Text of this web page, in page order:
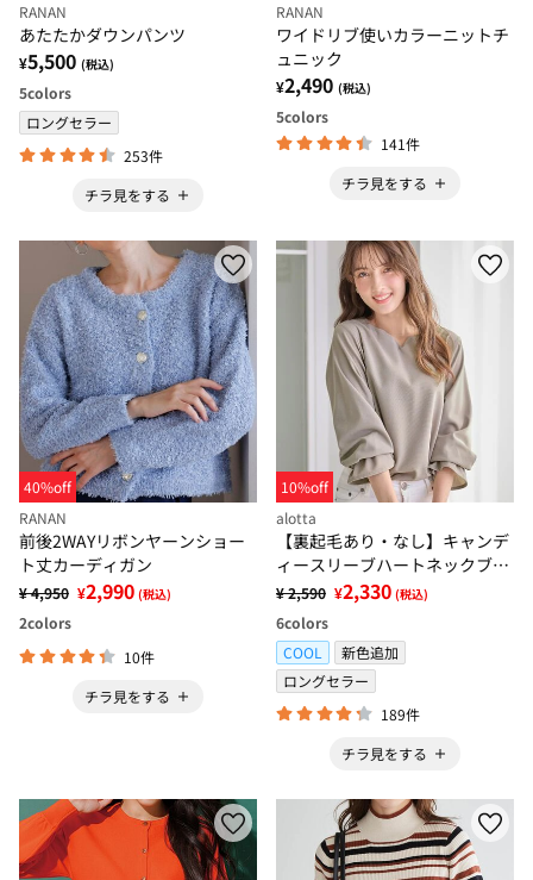
RANAN
あたたかダウンパンツ
¥5,500 (税込)
5colors
ロングセラー
253件
チラ見をする
RANAN
ワイドリブ使いカラーニットチ
ュニック
¥2,490 (税込)
5colors
141件
チラ見をする
40%off
RANAN
前後2WAYリボンヤーンショー
ト丈カーディガン
¥ 4,950 ¥2,990 (税込)
2colors
10件
チラ見をする
10%off
alotta
【裏起毛あり・なし】キャンデ
ィースリーブハートネックブラ
ウス
¥ 2,590 ¥2,330 (税込)
6colors
COOL
新色追加
ロングセラー
189件
チラ見をする